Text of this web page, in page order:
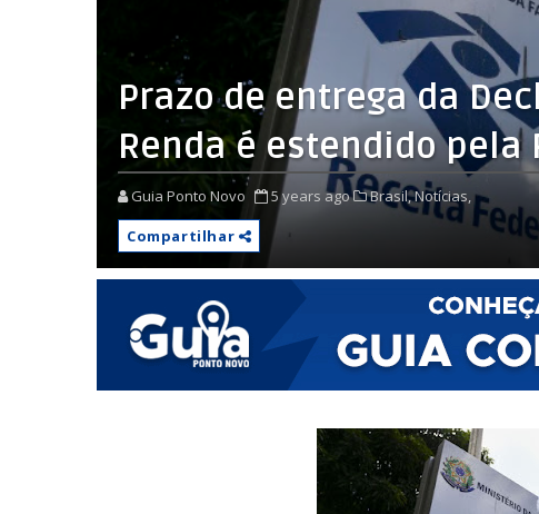
Prazo de entrega da
Renda é estendido pela
Guia Ponto Novo 5 years ago Brasil,Notícias,
Compartilhar